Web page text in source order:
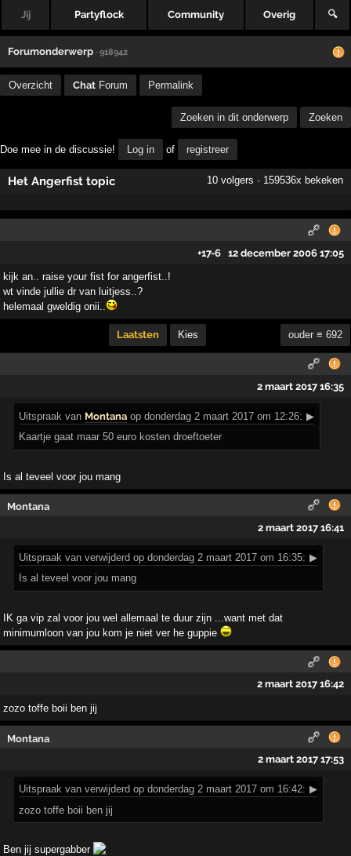
Jij Partyflock Community Overig 🔍
Forumonderwerp · 918942
Overzicht Chat Forum Permalink
Zoeken in dit onderwerp Zoeken
Doe mee in de discussie! Log in of registreer
Het Angerfist topic 10 volgers · 159536x bekeken
+17-6 12 december 2006 17:05
kijk an.. raise your fist for angerfist..!
wt vinde jullie dr van luitjess..?
helemaal gweldig onii..
Laatsten Kies ouder ≡ 692
2 maart 2017 16:35
Uitspraak van Montana op donderdag 2 maart 2017 om 12:26: ▶
Kaartje gaat maar 50 euro kosten droeftoeter
Is al teveel voor jou mang
Montana
2 maart 2017 16:41
Uitspraak van verwijderd op donderdag 2 maart 2017 om 16:35: ▶
Is al teveel voor jou mang
IK ga vip zal voor jou wel allemaal te duur zijn ...want met dat
minimumloon van jou kom je niet ver he guppie
2 maart 2017 16:42
zozo toffe boii ben jij
Montana
2 maart 2017 17:53
Uitspraak van verwijderd op donderdag 2 maart 2017 om 16:42: ▶
zozo toffe boii ben jij
Ben jij supergabber